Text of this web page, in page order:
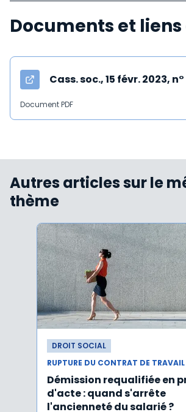
Documents et liens
Cass. soc., 15 févr. 2023,
Document PDF
Autres articles sur le
thème
DROIT SOCIAL
RUPTURE DU CONTRAT DE TRAVAIL
Démission requalifiée en
d'acte : quand s'arrête
l'ancienneté du salarié ?